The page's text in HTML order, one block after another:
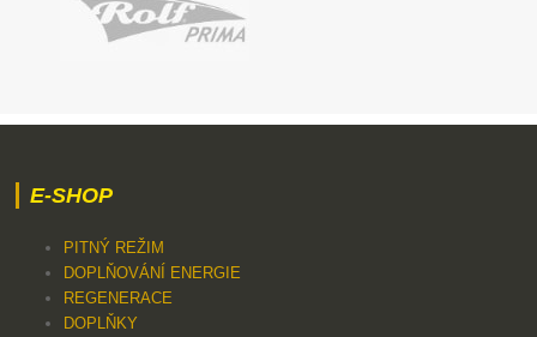
E-SHOP
PITNÝ REŽIM
DOPLŇOVÁNÍ ENERGIE
REGENERACE
DOPLŇKY